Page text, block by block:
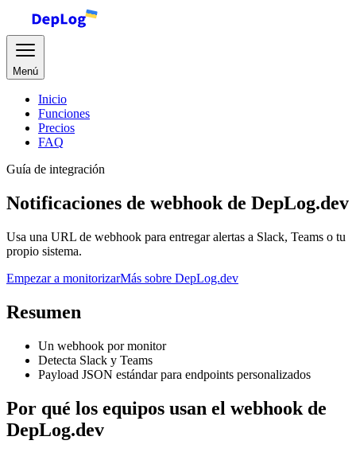
Menú
Inicio
Funciones
Precios
FAQ
Guía de integración
Notificaciones de webhook de DepLog.dev
Usa una URL de webhook para entregar alertas a Slack, Teams o tu
propio sistema.
Empezar a monitorizarMás sobre DepLog.dev
Resumen
Un webhook por monitor
Detecta Slack y Teams
Payload JSON estándar para endpoints personalizados
Por qué los equipos usan el webhook de
DepLog.dev